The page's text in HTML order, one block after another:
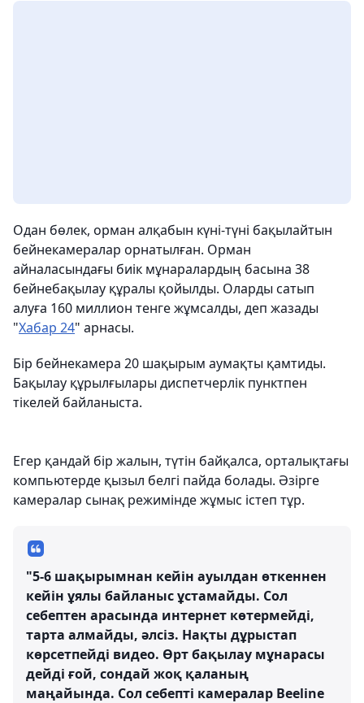
Одан бөлек, орман алқабын күні-түні бақылайтын
бейнекамералар орнатылған. Орман
айналасындағы биік мұнаралардың басына 38
бейнебақылау құралы қойылды. Оларды сатып
алуға 160 миллион тенге жұмсалды, деп жазады
"Хабар 24" арнасы.
Бір бейнекамера 20 шақырым аумақты қамтиды.
Бақылау құрылғылары диспетчерлік пунктпен
тікелей байланыста.
Егер қандай бір жалын, түтін байқалса, орталықтағы
компьютерде қызыл белгі пайда болады. Әзірге
камералар сынақ режимінде жұмыс істеп тұр.
"5-6 шақырымнан кейін ауылдан өткеннен
кейін ұялы байланыс ұстамайды. Сол
себептен арасында интернет көтермейді,
тарта алмайды, әлсіз. Нақты дұрыстап
көрсетпейді видео. Өрт бақылау мұнарасы
дейді ғой, сондай жоқ қаланың
маңайында. Сол себепті камералар Beeline